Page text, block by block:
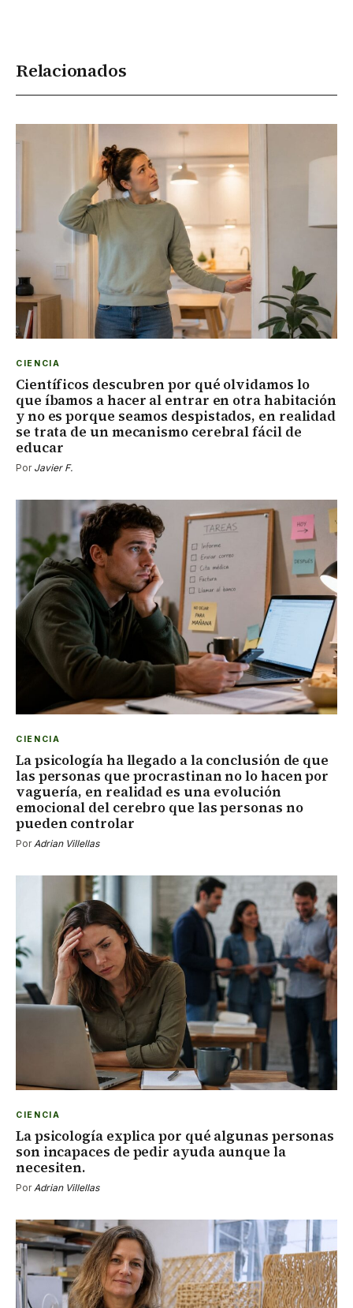
Relacionados
CIENCIA
Científicos descubren por qué olvidamos lo
que íbamos a hacer al entrar en otra habitación
y no es porque seamos despistados, en realidad
se trata de un mecanismo cerebral fácil de
educar
Por Javier F.
CIENCIA
La psicología ha llegado a la conclusión de que
las personas que procrastinan no lo hacen por
vaguería, en realidad es una evolución
emocional del cerebro que las personas no
pueden controlar
Por Adrian Villellas
CIENCIA
La psicología explica por qué algunas personas
son incapaces de pedir ayuda aunque la
necesiten.
Por Adrian Villellas